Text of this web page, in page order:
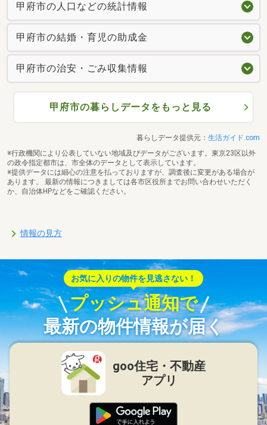
甲府市の人口などの統計情報
甲府市の結婚・育児の助成金
甲府市の治安・ごみ収集情報
甲府市の暮らしデータをもっと見る
暮らしデータ提供元： 生活ガイド.com
※行政機関により公表していない地域及びデータがございます。東京23区以外
の政令指定都市は、市全体のデータとして表示しています。
※提供データには細心の注意を払っておりますが、調査後に変更がある場合が
あります。 最新の情報につきましては各市区役所までお問い合わせいただく
か、自治体HPなどをご確認ください。
情報の見方
お気に入りの物件を見逃さない！
プッシュ通知で
最新の物件情報が届く
goo住宅・不動産
アプリ